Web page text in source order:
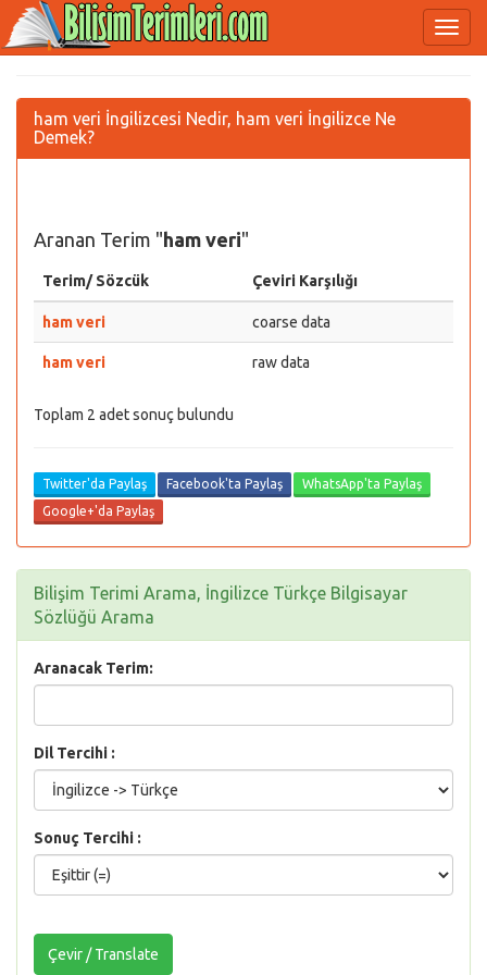
ham veri İngilizcesi Nedir, ham veri İngilizce Ne
Demek?
Aranan Terim " ham veri"
Terim/ Sözcük Çeviri Karşılığı
ham veri coarse data
ham veri raw data
Toplam 2 adet sonuç bulundu
Twitter'da Paylaş Facebook'ta Paylaş
WhatsApp'ta Paylaş
Google+'da Paylaş
Bilişim Terimi Arama, İngilizce Türkçe Bilgisayar
Sözlüğü Arama
Aranacak Terim:
Dil Tercihi :
Sonuç Tercihi :